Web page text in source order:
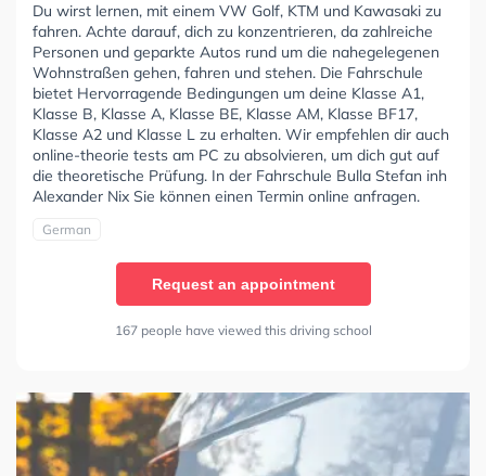
Du wirst lernen, mit einem VW Golf, KTM und Kawasaki zu
fahren. Achte darauf, dich zu konzentrieren, da zahlreiche
Personen und geparkte Autos rund um die nahegelegenen
Wohnstraßen gehen, fahren und stehen. Die Fahrschule
bietet Hervorragende Bedingungen um deine Klasse A1,
Klasse B, Klasse A, Klasse BE, Klasse AM, Klasse BF17,
Klasse A2 und Klasse L zu erhalten. Wir empfehlen dir auch
online-theorie tests am PC zu absolvieren, um dich gut auf
die theoretische Prüfung. In der Fahrschule Bulla Stefan inh
Alexander Nix Sie können einen Termin online anfragen.
German
Request an appointment
167 people have viewed this driving school